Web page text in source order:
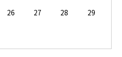
26 27 28
29